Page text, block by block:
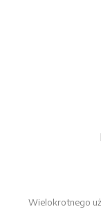
Wielokrotnego